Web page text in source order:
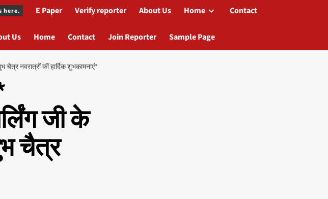
here. E Paper Verify reporter About Us Home Contact
Us Home Contact Join Reporter Sample Page
नवरात्रों कीं हार्दिक शुभकामनाएं*
जी के
चैत्र